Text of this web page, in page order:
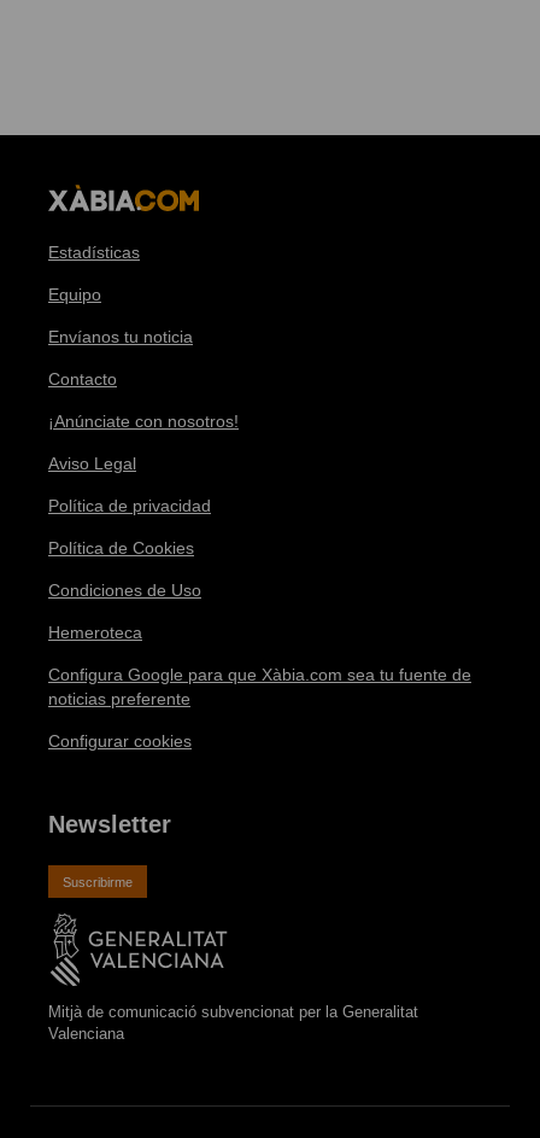
Estadísticas
Equipo
Envíanos tu noticia
Contacto
¡Anúnciate con nosotros!
Aviso Legal
Política de privacidad
Política de Cookies
Condiciones de Uso
Hemeroteca
Configura Google para que Xàbia.com sea tu fuente de
noticias preferente
Configurar cookies
Newsletter
Suscribirme
Mitjà de comunicació subvencionat per la Generalitat
Valenciana